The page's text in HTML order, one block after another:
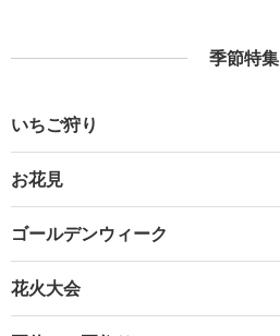
季節特集
いちご狩り
お花見
ゴールデンウィーク
花火大会